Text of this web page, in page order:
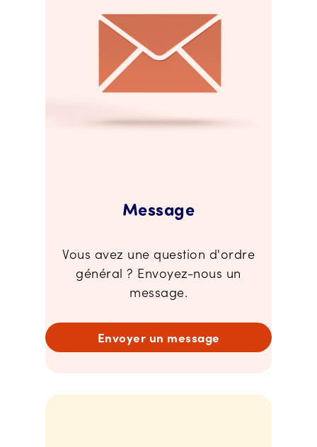
Message
Vous avez une question d'ordre
général ? Envoyez-nous un
message.
Envoyer un message